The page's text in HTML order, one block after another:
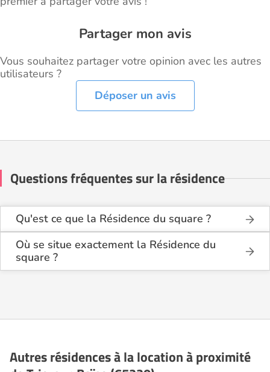
Partager mon avis
Vous souhaitez partager votre opinion avec les autres
utilisateurs ?
Déposer un avis
Questions fréquentes sur la résidence
Qu'est ce que la Résidence du square ?
La Résidence du square est une résidence seniors
de type résidence services seniors .
Cette résidence du secteur privé se situe à Trie-sur-
Où se situe exactement la Résidence du
square ?
La Résidence du square est située 47 rue du pic du
Autres résidences à la location à proximité